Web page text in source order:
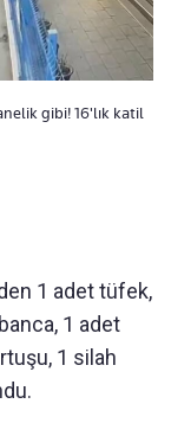
gibi! 16'lık katil
1 adet tüfek,
1 adet
1 silah